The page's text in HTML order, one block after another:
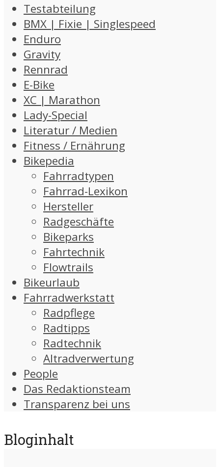
Testabteilung
BMX | Fixie | Singlespeed
Enduro
Gravity
Rennrad
E-Bike
XC | Marathon
Lady-Special
Literatur / Medien
Fitness / Ernährung
Bikepedia
Fahrradtypen
Fahrrad-Lexikon
Hersteller
Radgeschäfte
Bikeparks
Fahrtechnik
Flowtrails
Bikeurlaub
Fahrradwerkstatt
Radpflege
Radtipps
Radtechnik
Altradverwertung
People
Das Redaktionsteam
Transparenz bei uns
Bloginhalt